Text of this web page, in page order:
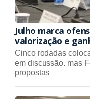
Julho marca
valorização e
Cinco rodadas
em discussão, mas
propostas